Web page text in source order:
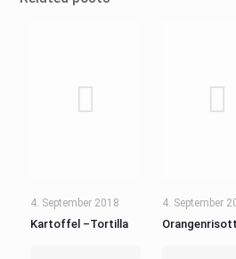
4. September 2018
Kartoffel –Tortilla
4. September